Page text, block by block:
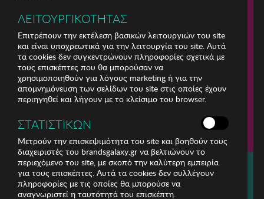
Για τηλεφωνικές παραγγελίες καλέστε
211 18 94 400
(Δευτέρα έως Παρασκευή 9:30 - 14:30 & 24ώρες Φωνητική Πύλη)
ΛΕΙΤΟΥΡΓΙΚΟΤΗΤΑΣ
Επιτρέπουν την εκτέλεση βασικών λειτουργιών του site
και είναι υποχρεωτικά για την λειτουργία του site. Αυτά
τα cookies δεν συγκεντρώνουν πληροφορίες σχετικά με
τους επισκέπτες που θα μπορούσαν να
χρησιμοποιηθούν για λόγους marketing ή για την
απομνημόνευση των σελίδων του site στις οποίες έχουν
περιηγηθεί και λήγουν με το κλείσιμο του browser.
ΣΤΑΤΙΣΤΙΚΩΝ
Μετρούν την επισκεψιμότητα του site και βοηθούν τους
διαχειριστές του brandsgalaxy.gr να βελτιώνουν το
περιεχόμενο του site, με σκοπό την καλύτερη εμπειρία
για τους επισκέπτες. Αυτά τα cookies δεν συλλέγουν
πληροφορίες με τις οποίες θα μπορούσε να
αναγνωριστεί η ταυτότητά του επισκέπτη.